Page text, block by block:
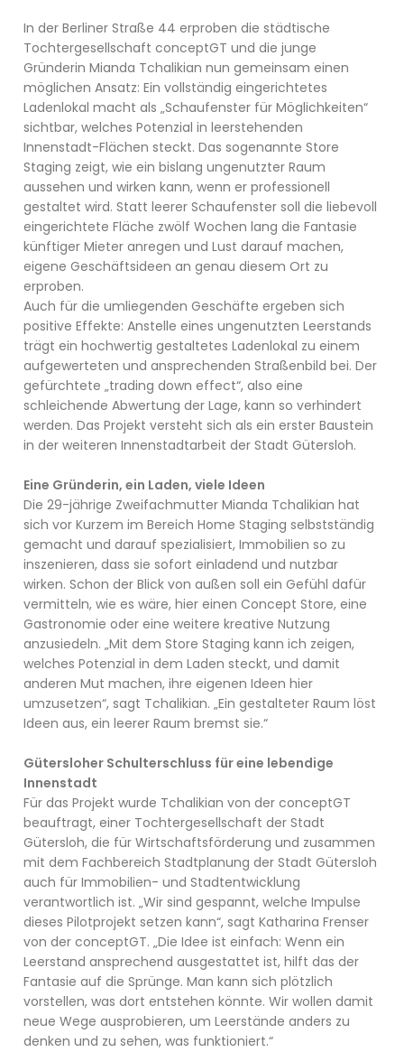
In der Berliner Straße 44 erproben die städtische
Tochtergesellschaft conceptGT und die junge
Gründerin Mianda Tchalikian nun gemeinsam einen
möglichen Ansatz: Ein vollständig eingerichtetes
Ladenlokal macht als „Schaufenster für Möglichkeiten“
sichtbar, welches Potenzial in leerstehenden
Innenstadt-Flächen steckt. Das sogenannte Store
Staging zeigt, wie ein bislang ungenutzter Raum
aussehen und wirken kann, wenn er professionell
gestaltet wird. Statt leerer Schaufenster soll die liebevoll
eingerichtete Fläche zwölf Wochen lang die Fantasie
künftiger Mieter anregen und Lust darauf machen,
eigene Geschäftsideen an genau diesem Ort zu
erproben.
Auch für die umliegenden Geschäfte ergeben sich
positive Effekte: Anstelle eines ungenutzten Leerstands
trägt ein hochwertig gestaltetes Ladenlokal zu einem
aufgewerteten und ansprechenden Straßenbild bei. Der
gefürchtete „trading down effect“, also eine
schleichende Abwertung der Lage, kann so verhindert
werden. Das Projekt versteht sich als ein erster Baustein
in der weiteren Innenstadtarbeit der Stadt Gütersloh.
Eine Gründerin, ein Laden, viele Ideen
Die 29-jährige Zweifachmutter Mianda Tchalikian hat
sich vor Kurzem im Bereich Home Staging selbstständig
gemacht und darauf spezialisiert, Immobilien so zu
inszenieren, dass sie sofort einladend und nutzbar
wirken. Schon der Blick von außen soll ein Gefühl dafür
vermitteln, wie es wäre, hier einen Concept Store, eine
Gastronomie oder eine weitere kreative Nutzung
anzusiedeln. „Mit dem Store Staging kann ich zeigen,
welches Potenzial in dem Laden steckt, und damit
anderen Mut machen, ihre eigenen Ideen hier
umzusetzen“, sagt Tchalikian. „Ein gestalteter Raum löst
Ideen aus, ein leerer Raum bremst sie.“
Gütersloher Schulterschluss für eine lebendige
Innenstadt
Für das Projekt wurde Tchalikian von der conceptGT
beauftragt, einer Tochtergesellschaft der Stadt
Gütersloh, die für Wirtschaftsförderung und zusammen
mit dem Fachbereich Stadtplanung der Stadt Gütersloh
auch für Immobilien- und Stadtentwicklung
verantwortlich ist. „Wir sind gespannt, welche Impulse
dieses Pilotprojekt setzen kann“, sagt Katharina Frenser
von der conceptGT. „Die Idee ist einfach: Wenn ein
Leerstand ansprechend ausgestattet ist, hilft das der
Fantasie auf die Sprünge. Man kann sich plötzlich
vorstellen, was dort entstehen könnte. Wir wollen damit
neue Wege ausprobieren, um Leerstände anders zu
denken und zu sehen, was funktioniert.“